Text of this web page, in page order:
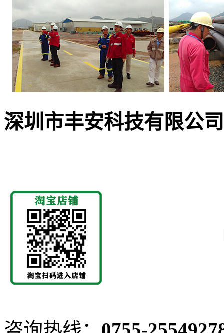
深圳市丰安科技有限公司